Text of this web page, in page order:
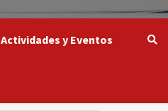
Actividades y Eventos